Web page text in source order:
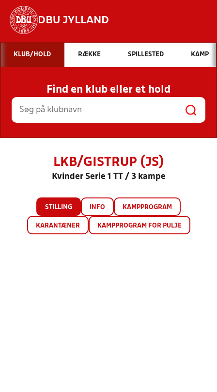
DBU JYLLAND
Hvad vil du søge efter?
INDHOLD OG NYHEDER
STILLINGER, RESULTATER, KLUBBER OG
HOLD
KLUB/HOLD RÆKKE SPILLESTED KAMP
Find en klub eller et hold
LKB/GISTRUP (JS)
Kvinder Serie 1 TT / 3 kampe
STILLING INFO KAMPPROGRAM
KARANTÆNER KAMPPROGRAM FOR PULJE